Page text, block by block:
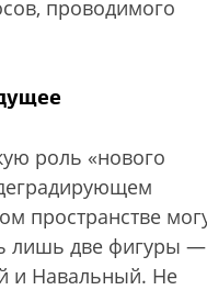
проводимого
роль «нового
пространстве
лишь две фигуры —
и Навальный. Не